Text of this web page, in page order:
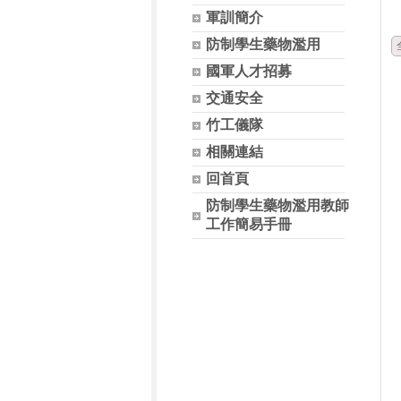
軍訓簡介
防制學生藥物濫用
國軍人才招募
交通安全
竹工儀隊
相關連結
回首頁
防制學生藥物濫用教師
工作簡易手冊